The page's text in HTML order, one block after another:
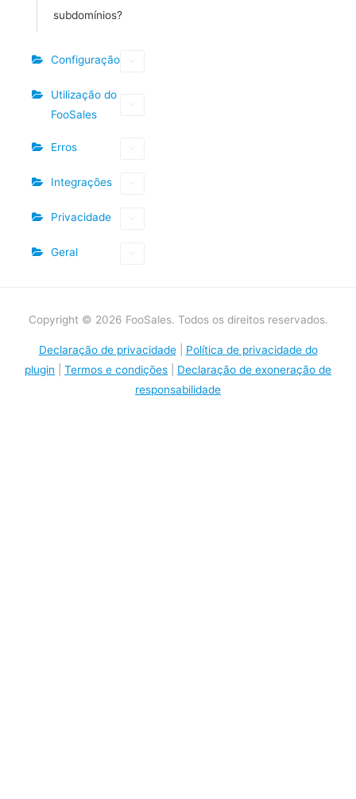
subdomínios?
Configuração
Utilização do
FooSales
Erros
Integrações
Privacidade
Geral
Copyright © 2026 FooSales. Todos os direitos reservados.
Declaração de privacidade| Política de privacidade do
plugin
Termos e condições
Declaração de exoneração de
responsabilidade